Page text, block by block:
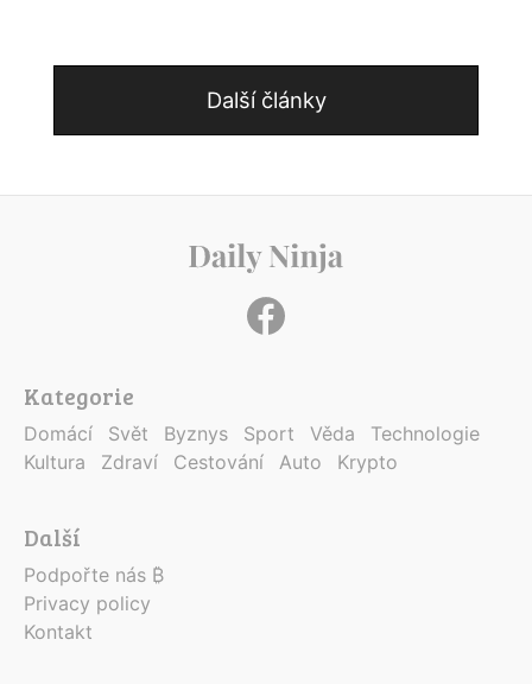
Další články
Kategorie
Domácí Svět Byznys Sport Věda
Technologie
Kultura
Zdraví Cestování Auto Krypto
Další
Podpořte nás ₿
Privacy policy
Kontakt